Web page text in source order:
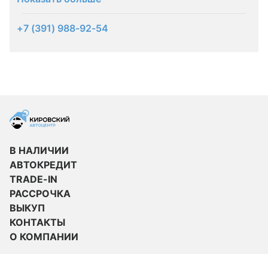
+7 (391) 988-92-54
В НАЛИЧИИ
АВТОКРЕДИТ
TRADE-IN
РАССРОЧКА
ВЫКУП
КОНТАКТЫ
О КОМПАНИИ